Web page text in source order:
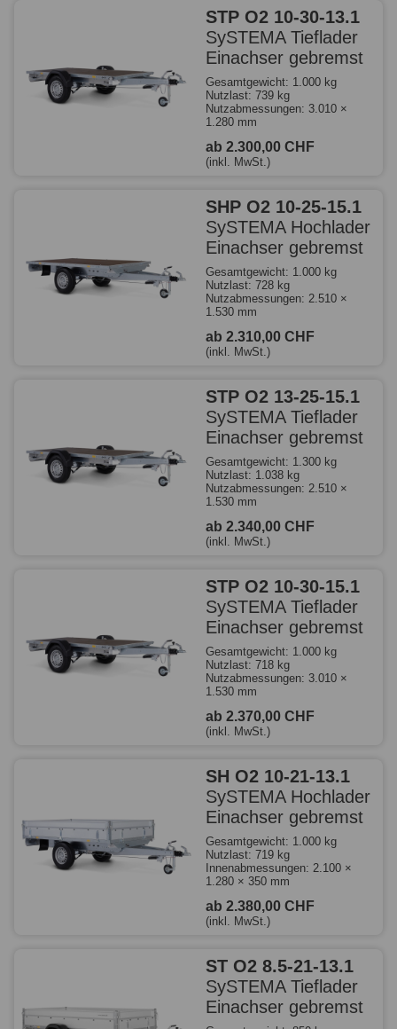
STP O2 10-30-13.1
SySTEMA Tieflader
Einachser gebremst
Gesamtgewicht: 1.000 kg
Nutzlast: 739 kg
Nutzabmessungen: 3.010 ×
1.280 mm
ab 2.300,00 CHF
(inkl. MwSt.)
SHP O2 10-25-15.1
SySTEMA Hochlader
Einachser gebremst
Gesamtgewicht: 1.000 kg
Nutzlast: 728 kg
Nutzabmessungen: 2.510 ×
1.530 mm
ab 2.310,00 CHF
(inkl. MwSt.)
STP O2 13-25-15.1
SySTEMA Tieflader
Einachser gebremst
Gesamtgewicht: 1.300 kg
Nutzlast: 1.038 kg
Nutzabmessungen: 2.510 ×
1.530 mm
ab 2.340,00 CHF
(inkl. MwSt.)
STP O2 10-30-15.1
SySTEMA Tieflader
Einachser gebremst
Gesamtgewicht: 1.000 kg
Nutzlast: 718 kg
Nutzabmessungen: 3.010 ×
1.530 mm
ab 2.370,00 CHF
(inkl. MwSt.)
SH O2 10-21-13.1
SySTEMA Hochlader
Einachser gebremst
Gesamtgewicht: 1.000 kg
Nutzlast: 719 kg
Innenabmessungen: 2.100 ×
1.280 × 350 mm
ab 2.380,00 CHF
(inkl. MwSt.)
ST O2 8.5-21-13.1
SySTEMA Tieflader
Einachser gebremst